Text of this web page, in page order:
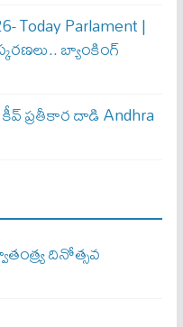
Today Parlament |
బ్యాంకింగ్
కీవ్ ప్ర‌తీకార దాడి Andhra
దినోత్సవ